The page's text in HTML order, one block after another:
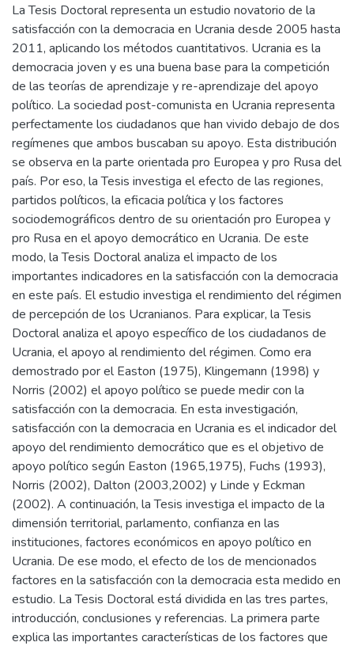
La Tesis Doctoral representa un estudio novatorio de la
satisfacción con la democracia en Ucrania desde 2005 hasta
2011, aplicando los métodos cuantitativos. Ucrania es la
democracia joven y es una buena base para la competición
de las teorías de aprendizaje y re-aprendizaje del apoyo
político. La sociedad post-comunista en Ucrania representa
perfectamente los ciudadanos que han vivido debajo de dos
regímenes que ambos buscaban su apoyo. Esta distribución
se observa en la parte orientada pro Europea y pro Rusa del
país. Por eso, la Tesis investiga el efecto de las regiones,
partidos políticos, la eficacia política y los factores
sociodemográficos dentro de su orientación pro Europea y
pro Rusa en el apoyo democrático en Ucrania. De este
modo, la Tesis Doctoral analiza el impacto de los
importantes indicadores en la satisfacción con la democracia
en este país. El estudio investiga el rendimiento del régimen
de percepción de los Ucranianos. Para explicar, la Tesis
Doctoral analiza el apoyo específico de los ciudadanos de
Ucrania, el apoyo al rendimiento del régimen. Como era
demostrado por el Easton (1975), Klingemann (1998) y
Norris (2002) el apoyo político se puede medir con la
satisfacción con la democracia. En esta investigación,
satisfacción con la democracia en Ucrania es el indicador del
apoyo del rendimiento democrático que es el objetivo de
apoyo político según Easton (1965,1975), Fuchs (1993),
Norris (2002), Dalton (2003,2002) y Linde y Eckman
(2002). A continuación, la Tesis investiga el impacto de la
dimensión territorial, parlamento, confianza en las
instituciones, factores económicos en apoyo político en
Ucrania. De ese modo, el efecto de los de mencionados
factores en la satisfacción con la democracia esta medido en
estudio. La Tesis Doctoral está dividida en las tres partes,
introducción, conclusiones y referencias. La primera parte
explica las importantes características de los factores que